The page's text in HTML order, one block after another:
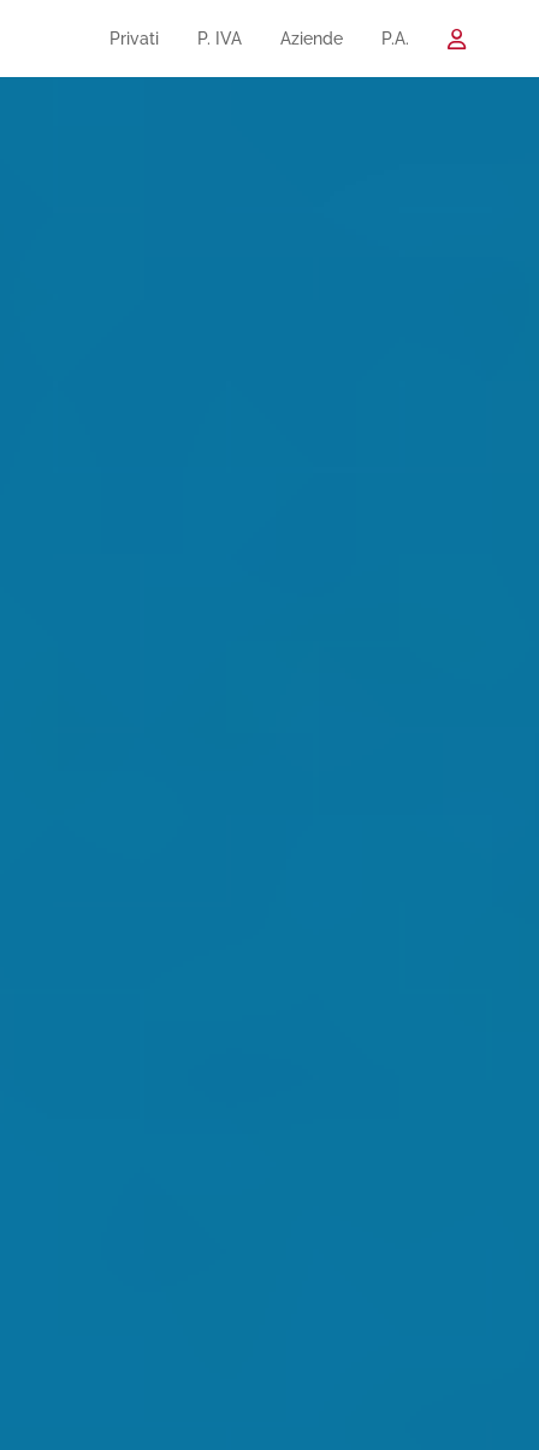
Privati P. IVA Aziende P.A.